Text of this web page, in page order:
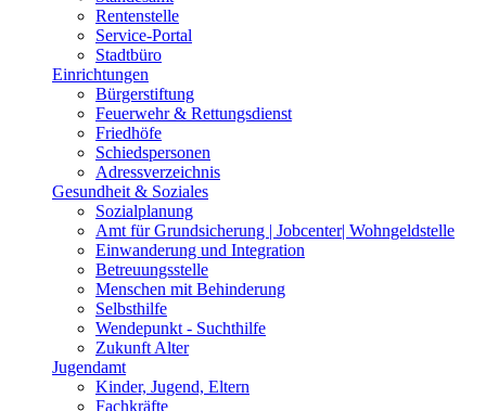
Rentenstelle
Service-Portal
Stadtbüro
Einrichtungen
Bürgerstiftung
Feuerwehr & Rettungsdienst
Friedhöfe
Schiedspersonen
Adressverzeichnis
Gesundheit & Soziales
Sozialplanung
Amt für Grundsicherung | Jobcenter| Wohngeldstelle
Einwanderung und Integration
Betreuungsstelle
Menschen mit Behinderung
Selbsthilfe
Wendepunkt - Suchthilfe
Zukunft Alter
Jugendamt
Kinder, Jugend, Eltern
Fachkräfte